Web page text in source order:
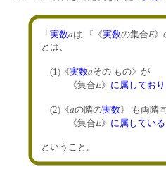
「 実数aは 『《実数の集合E》
とは、
(1)《実数aその もの》が
《集合E》 に属しており
(2)《aの隣の実数》 も両隣
《集合E》 に属している
ということ。